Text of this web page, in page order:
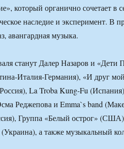
который органично сочетает в
наследие и эксперимент. В
авангардная музыка.
станут Далер Назаров и «Дети
Италия-Германия), «И друг
La Troba Kung-Fu
Реджепова и Emma`s band
Группа «Белый острог»
а также музыкальный